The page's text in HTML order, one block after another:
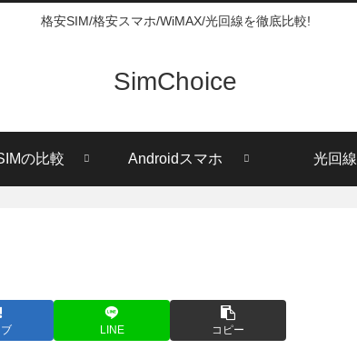
格安SIM/格安スマホ/WiMAX/光回線を徹底比較!
SimChoice
の比較 Androidスマホ 光回線
LINE コピー